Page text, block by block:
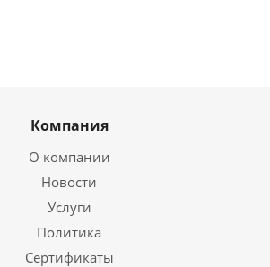
Компания
О компании
Новости
Услуги
Политика
Сертификаты